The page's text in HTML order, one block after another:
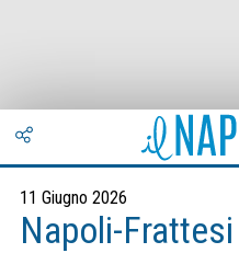
11 Giugno 2026
Napoli-